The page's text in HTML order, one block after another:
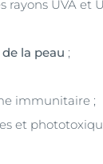
rayons UVA et
la peau ;
immunitaire ;
et